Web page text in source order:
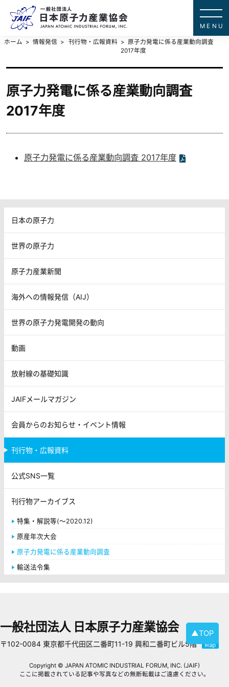
ホーム 情報発信 刊行物・広報資料
原子力発電に係る産業動向調査
2017年度
原子力発電に係る産業動向調査
2017年度
原子力発電に係る産業動向調査 2017年度
日本の原子力
世界の原子力
原子力産業新聞
海外への情報発信（AIJ）
世界の原子力発電開発の動向
動画
放射線の基礎知識
JAIFメールマガジン
会員からのお知らせ・イベント情報
刊行物・広報資料
公式SNS一覧
刊行物アーカイブス
特集・解説等(～2020.12)
原産年次大会
原子力発電に係る産業動向調査
輸送法令集
▲TOP
一般社団法人 日本原子力産業協会
〒102-0084 東京都千代田区二番町11-19 興和二番町ビル5階
Copyright © JAPAN ATOMIC INDUSTRIAL FORUM, INC. (JAIF)
ここに掲載されている記事や写真などの無断転載はご遠慮ください。